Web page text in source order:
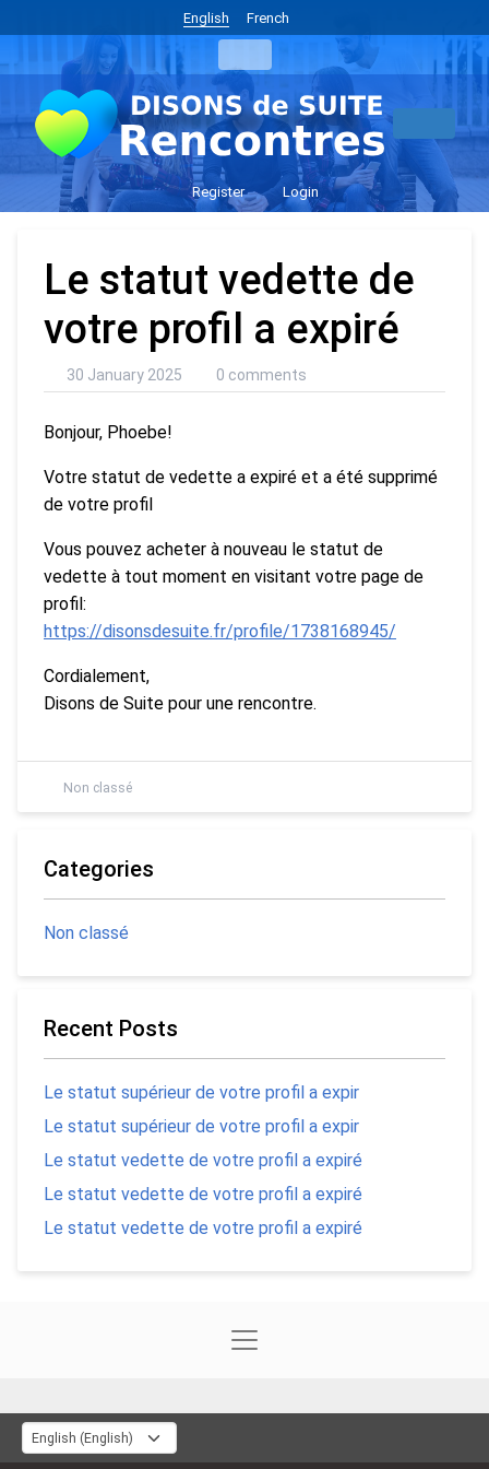
English French
Register Login
Le statut vedette de
votre profil a expiré
30 January 2025 0 comments
Bonjour, Phoebe!
Votre statut de vedette a expiré et a été supprimé
de votre profil
Vous pouvez acheter à nouveau le statut de
vedette à tout moment en visitant votre page de
profil:
https://disonsdesuite.fr/profile/1738168945/
Cordialement,
Disons de Suite pour une rencontre.
Non classé
Categories
Non classé
Recent Posts
Le statut supérieur de votre profil a expir
Le statut supérieur de votre profil a expir
Le statut vedette de votre profil a expiré
Le statut vedette de votre profil a expiré
Le statut vedette de votre profil a expiré